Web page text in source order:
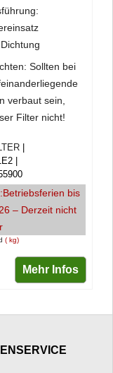
Sollten bei
verbaut sein,
Filter nicht!
kg
Betriebsferien bis
– Derzeit nicht
Mehr Infos